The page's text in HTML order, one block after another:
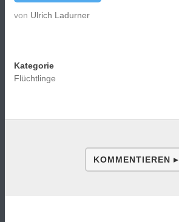
von Ulrich Ladurner
Kategorie
Flüchtlinge
KOMMENTIEREN ▸